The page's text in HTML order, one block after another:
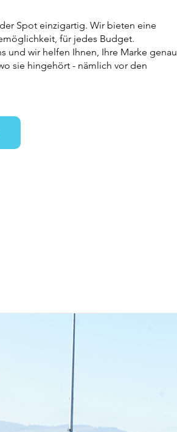
Spot einzigartig. Wir bieten eine
für jedes Budget.
und wir helfen Ihnen, Ihre Marke genau
sie hingehört - nämlich vor den